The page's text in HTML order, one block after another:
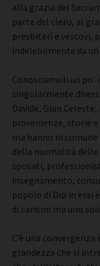
alla grazia del
parte del clero, al
presbiteri e vescovi,
indelebilmente da
Conosciamoli un
singolarmente
Davide, Gian
provenienze, storie
ma hanno in
della normalità delle
sposati,
insegnamento,
popolo di Dio in essi
di carismi ma uno
C’è una
grandezza che si